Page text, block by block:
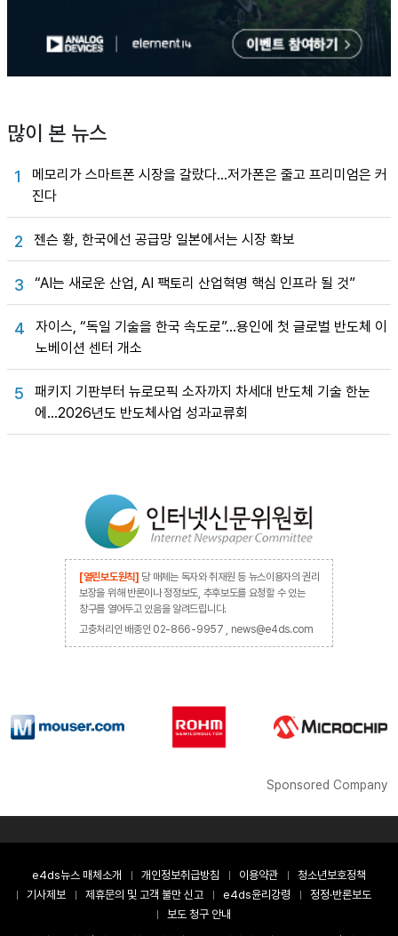
많이 본 뉴스
1
메모리가 스마트폰 시장을 갈랐다…저가폰은 줄고 프리미엄은 커
진다
2 젠슨 황, 한국에선 공급망 일본에서는 시장 확보
3 “AI는 새로운 산업, AI 팩토리 산업혁명 핵심 인프라 될 것”
4
자이스, “독일 기술을 한국 속도로”…용인에 첫 글로벌 반도체 이
노베이션 센터 개소
5
패키지 기판부터 뉴로모픽 소자까지 차세대 반도체 기술 한눈
에…2026년도 반도체사업 성과교류회
[열린보도원칙] 당 매체는 독자와 취재원 등 뉴스이용자의 권리
보장을 위해 반론이나 정정보도, 추후보도를 요청할 수 있는
창구를 열어두고 있음을 알려드립니다.
고충처리인 배종인 02-866-9957 , news@e4ds.com
Sponsored Company
e4ds뉴스 매체소개 개인정보취급방침 이용약관
청소년보호정책
기사제보
제휴문의 및 고객 불만 신고 e4ds윤리강령
정정·반론보도
보도 청구 안내